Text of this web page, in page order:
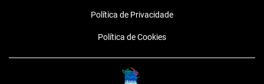
Política de Privacidade
Política de Cookies